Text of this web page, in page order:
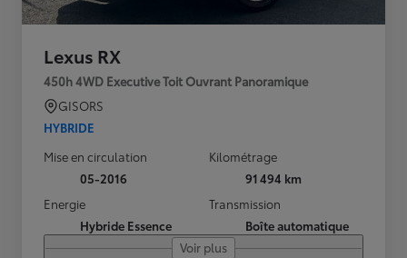
Lexus RX
450h 4WD Executive Toit Ouvrant Panoramique
GISORS
HYBRIDE
Mise en circulation
05-2016
Kilométrage
91 494 km
Energie
Hybride Essence
Transmission
Boîte automatique
Voir plus